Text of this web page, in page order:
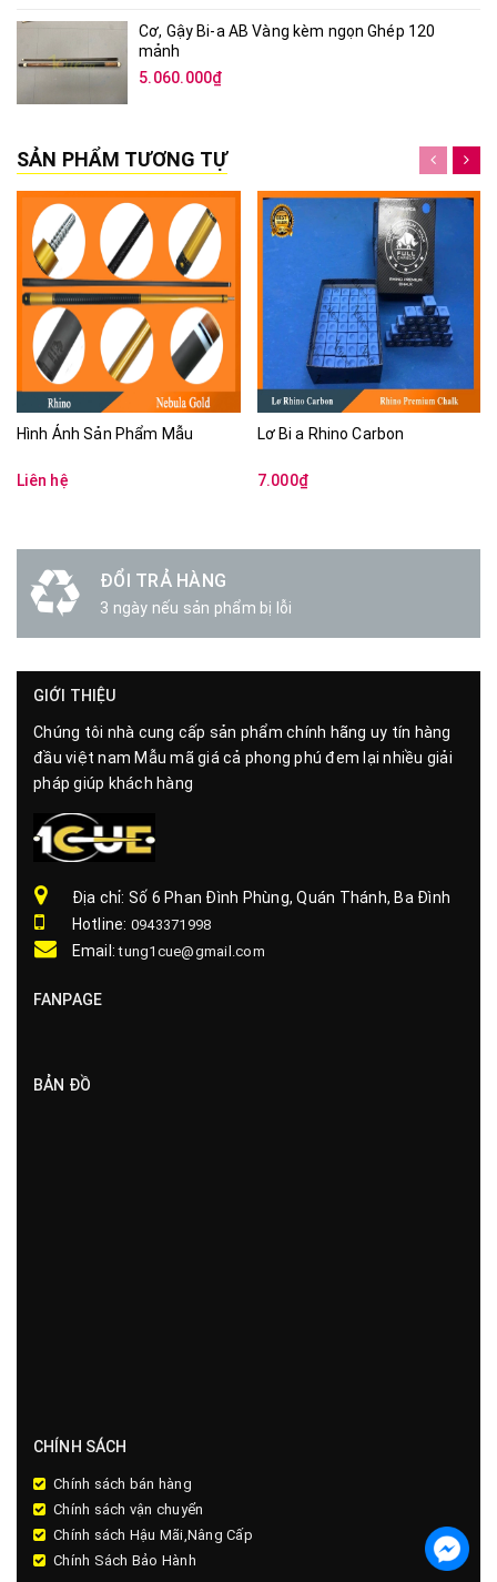
Cơ, Gậy Bi-a AB Vàng kèm ngọn Ghép 120
mảnh
5.060.000₫
SẢN PHẨM TƯƠNG TỰ
Hình Ảnh Sản Phẩm Mẫu
Liên hệ
Lơ Bi a Rhino Carbon
7.000₫
ĐỔI TRẢ HÀNG
3 ngày nếu sản phẩm bị lỗi
GIỚI THIỆU
Chúng tôi nhà cung cấp sản phẩm chính hãng uy tín hàng
đầu việt nam Mẫu mã giá cả phong phú đem lại nhiều giải
pháp giúp khách hàng
Địa chỉ: Số 6 Phan Đình Phùng, Quán Thánh, Ba Đình
Hotline: 0943371998
Email:tung1cue@gmail.com
FANPAGE
BẢN ĐỒ
CHÍNH SÁCH
Chính sách bán hàng
Chính sách vận chuyển
Chính sách Hậu Mãi,Nâng Cấp
Chính Sách Bảo Hành